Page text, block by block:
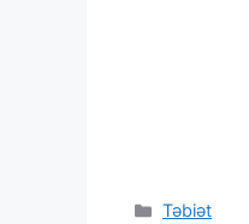
Categories
Təbiət